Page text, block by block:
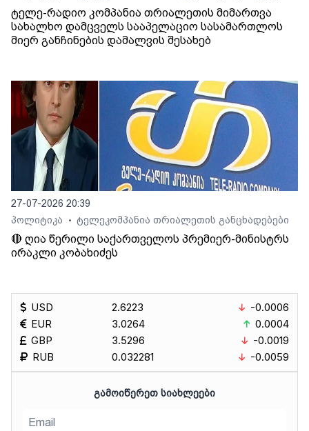
ტელე-რადიო კომპანია თრიალეთის მიმართვა
სახალხო დამცველს სააპელაციო სასამართლოს
მიერ განჩინების დამალვის შესახებ
27-07-2026 20:39
პოლიტიკა
• ტელეკომპანია თრიალეთის განცხადებები
🔴 ღია წერილი საქართველოს პრემიერ-მინისტრს
ირაკლი კობახიძეს
USD
EUR
GBP
RUB
2.6223
3.0264
3.5296
0.032281
-0.0006
0.0004
-0.0019
-0.0059
ᲒᲐᲛᲝᲘᲬᲔᲠᲔᲗ ᲡᲘᲐᲮᲚᲔᲔᲑᲘ